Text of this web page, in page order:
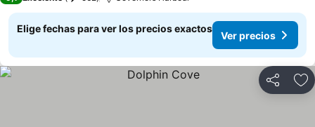
Elige fechas para ver los precios exactos
Ver precios
Compartir